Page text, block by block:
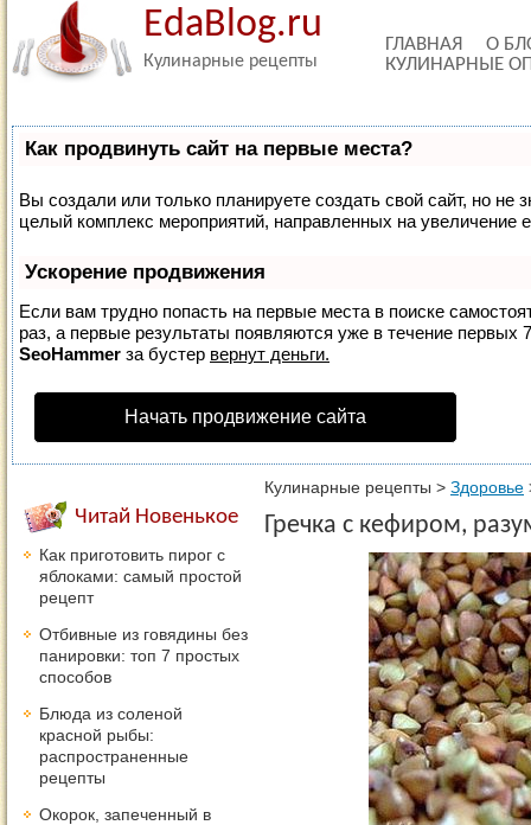
EdaBlog.ru
Кулинарные рецепты
ГЛАВНАЯ
О
КУЛИНАРНЫЕ
Как продвинуть сайт на первые места?
Вы создали или только планируете создать свой сайт, но не
целый комплекс мероприятий, направленных на увеличение
Ускорение продвижения
Если вам трудно попасть на первые места в поиске
раз, а первые результаты появляются уже в течение первых
SeoHammer за бустер вернут деньги.
Начать продвижение сайта
Кулинарные рецепты > Здоровье
Гречка с кефиром,
Читай Новенькое
Как приготовить пирог с
яблоками: самый простой
рецепт
Отбивные из говядины без
панировки: топ 7 простых
способов
Блюда из соленой
красной рыбы:
распространенные
рецепты
Окорок, запеченный в